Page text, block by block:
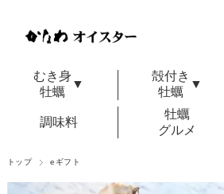
むき身
牡蠣
▼
殻付き
牡蠣
▼
調味料
牡蠣
グルメ
トップ eギフト